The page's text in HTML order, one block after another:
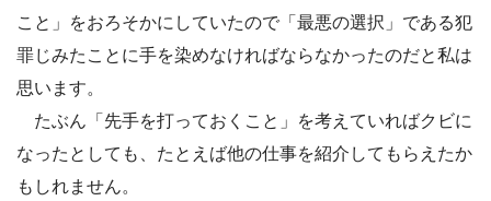
こと」をおろそかにしていたので「最悪の選択」である犯
罪じみたことに手を染めなければならなかったのだと私は
思います。
たぶん「先手を打っておくこと」を考えていればクビに
なったとしても、たとえば他の仕事を紹介してもらえたか
もしれません。